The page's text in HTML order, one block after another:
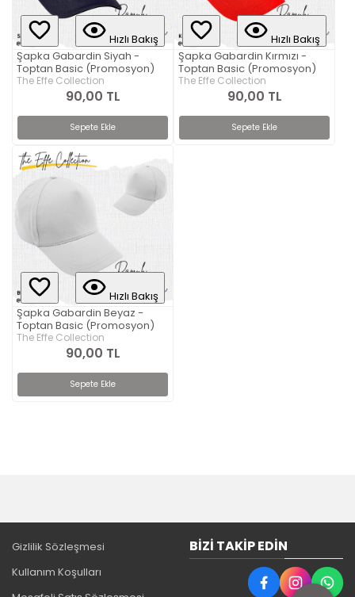
Hızlı Bakış
Şapka Gabardin Siyah -
Toptan Basic (Promosyon)
The Effe Collection
90,00 TL
Sepete Ekle
Hızlı Bakış
Şapka Gabardin Kırmızı -
Toptan Basic (Promosyon)
The Effe Collection
90,00 TL
Sepete Ekle
Hızlı Bakış
Şapka Gabardin Beyaz -
Toptan Basic (Promosyon)
The Effe Collection
90,00 TL
Sepete Ekle
Gizlilik Sözleşmesi
Kullanım Koşulları
BIZI TAKIP EDIN